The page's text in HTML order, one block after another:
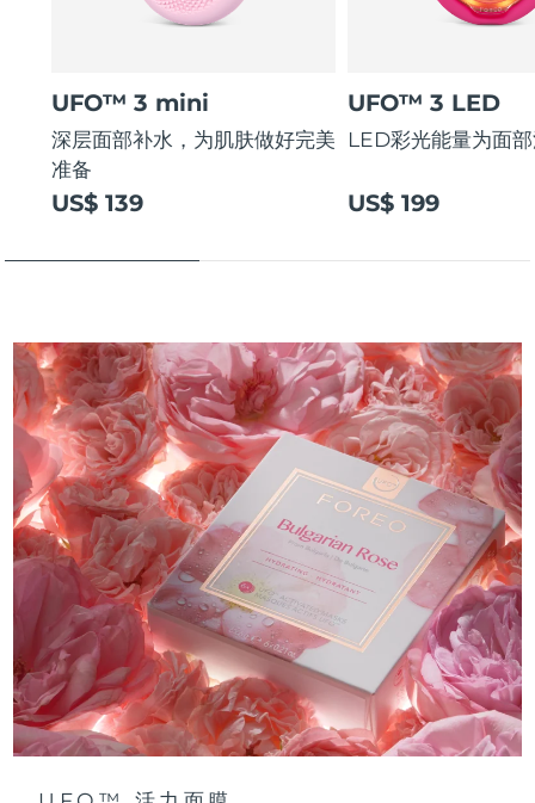
UFO™ 3 mini
深层面部补水，为肌肤做好完美
准备
US$ 139
UFO™ 3 LED
LED彩光能量为面
US$ 199